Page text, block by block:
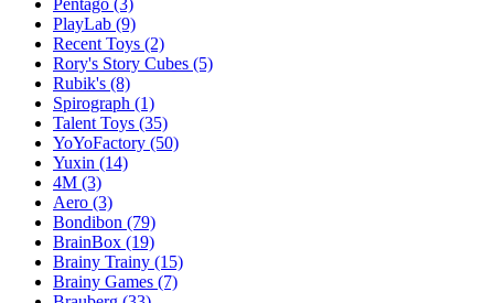
Pentago (3)
PlayLab (9)
Recent Toys (2)
Rory's Story Cubes (5)
Rubik's (8)
Spirograph (1)
Talent Toys (35)
YoYoFactory (50)
Yuxin (14)
4M (3)
Aero (3)
Bondibon (79)
BrainBox (19)
Brainy Trainy (15)
Brainy Games (7)